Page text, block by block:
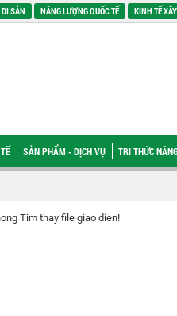
SẢN NĂNG LƯỢNG QUỐC TẾ KINH TẾ
SẢN PHẨM - DỊCH VỤ TRI THỨC
Tim thay file giao dien!